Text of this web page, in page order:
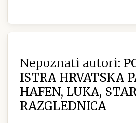
Nepoznati autori:
ISTRA HRVATSKA
HAFEN, LUKA,
RAZGLEDNICA